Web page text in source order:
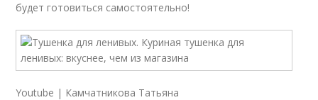
будет готовиться самостоятельно!
Youtube | Камчатникова Татьяна